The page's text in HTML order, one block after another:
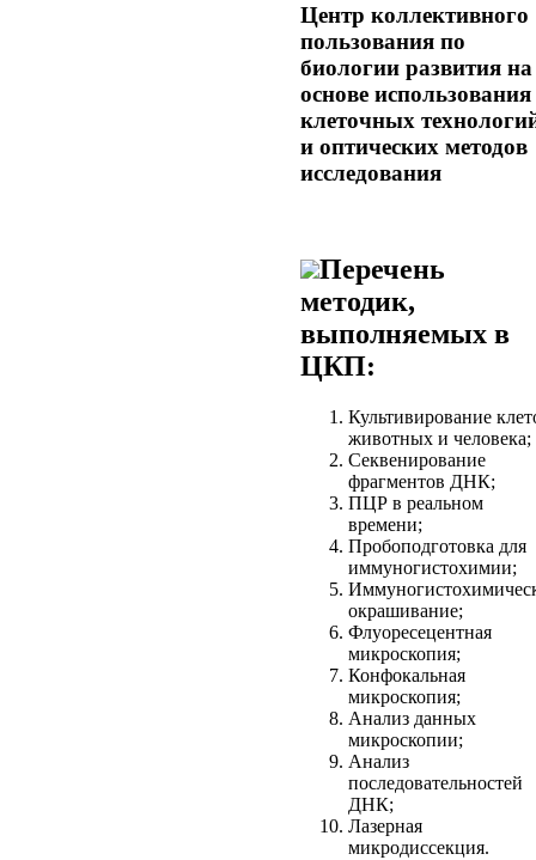
Центр коллективного
пользования по
биологии развития на
основе использования
клеточных
и оптических методов
исследования
Перечень
методик,
выполняемых в
ЦКП:
Культивирование
животных и человека;
Секвенирование
фрагментов ДНК;
ПЦР в реальном
времени;
Пробоподготовка для
иммуногистохимии;
окрашивание;
Флуоресецентная
микроскопия;
Конфокальная
микроскопия;
Анализ данных
микроскопии;
Анализ
последовательностей
ДНК;
Лазерная
микродиссекция.